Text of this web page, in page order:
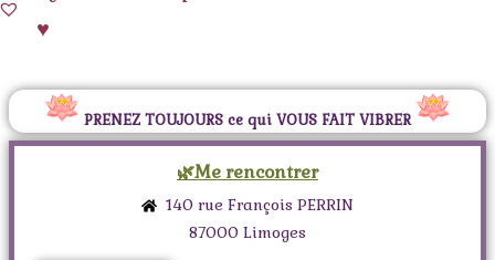
♥
PRENEZ TOUJOURS ce qui VOUS FAIT VIBRER
🌿Me rencontrer
140 rue François PERRIN
87000 Limoges